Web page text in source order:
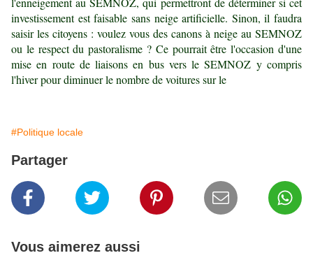
investissement est faisable sans neige artificielle. Sinon, il faudra
saisir les citoyens : voulez vous des canons à neige au SEMNOZ
ou le respect du pastoralisme ? Ce pourrait être l'occasion d'une
mise en route de liaisons en bus vers le SEMNOZ y compris
l'hiver pour diminuer le nombre de voitures sur le
#Politique locale
Partager
Vous aimerez aussi